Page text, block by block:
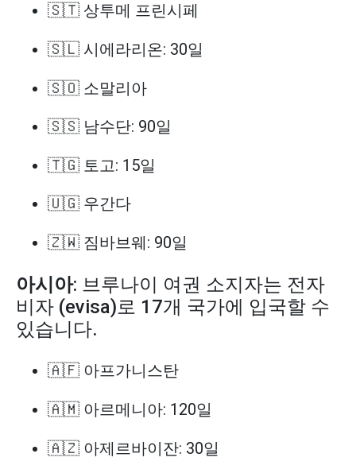
🇸🇹 상투메 프린시페
🇸🇱 시에라리온: 30일
🇸🇴 소말리아
🇸🇸 남수단: 90일
🇹🇬 토고: 15일
🇺🇬 우간다
🇿🇼 짐바브웨: 90일
아시아: 브루나이 여권 소지자는 전자
비자 (evisa)로 17개 국가에 입국할 수
있습니다.
🇦🇫 아프가니스탄
🇦🇲 아르메니아: 120일
🇦🇿 아제르바이잔: 30일